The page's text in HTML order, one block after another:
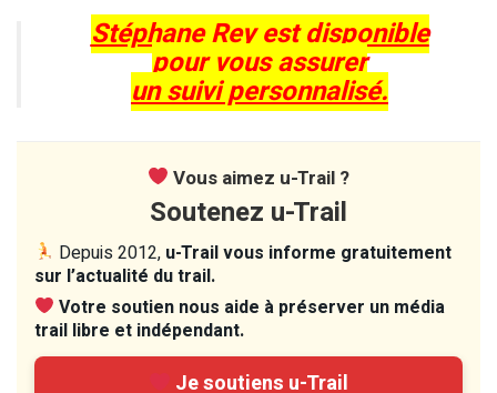
Stéphane Rey est disponible
pour vous assurer
un suivi personnalisé.
Vous aimez u-Trail ?
Soutenez u-Trail
Depuis 2012, u-Trail vous informe gratuitement
sur l’actualité du trail.
Votre soutien nous aide à préserver un média
trail libre et indépendant.
Je soutiens u-Trail